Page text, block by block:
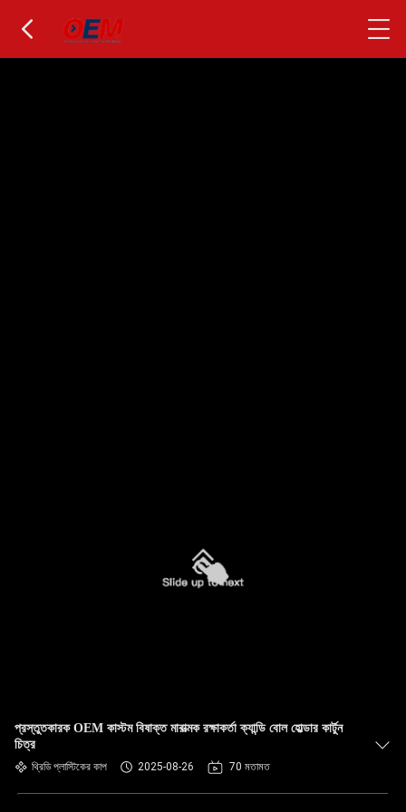
প্রস্তুতকারক OEM কাস্টম বিষাক্ত মারাত্মক রক্ষাকর্তা ক্যান্ডি বোল হোল্ডার কার্টুন
চিত্র
থ্রিডি প্লাস্টিকের কাপ 2025-08-26 70 মতামত